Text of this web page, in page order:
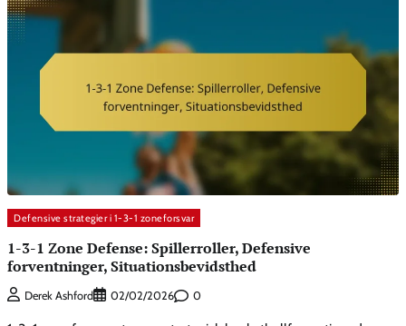
Defensive strategier i 1-3-1 zoneforsvar
1-3-1 Zone Defense: Spillerroller, Defensive
forventninger, Situationsbevidsthed
Derek Ashford 02/02/2026 0